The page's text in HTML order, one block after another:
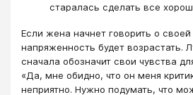
старалась сделать все
Если жена начнет говорить о
напряженность будет возрастать.
сначала обозначит свои чувства
«Да, мне обидно, что он меня
неприятно. Нужно подумать, что